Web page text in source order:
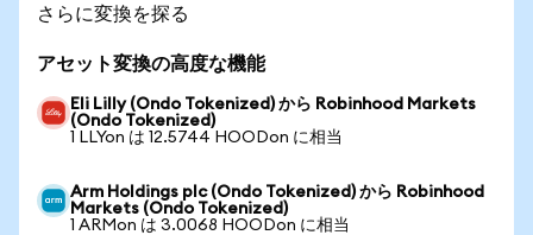
さらに変換を探る
アセット変換の高度な機能
Eli Lilly (Ondo Tokenized) から Robinhood Markets
(Ondo Tokenized)
1 LLYon は 12.5744 HOODon に相当
Arm Holdings plc (Ondo Tokenized) から Robinhood
Markets (Ondo Tokenized)
1 ARMon は 3.0068 HOODon に相当